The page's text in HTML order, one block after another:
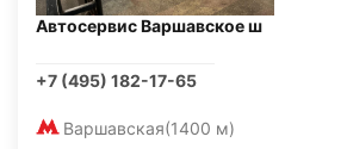
Автосервис Варшавское ш
+7 (495) 182-17-65
Варшавская(1400 м)